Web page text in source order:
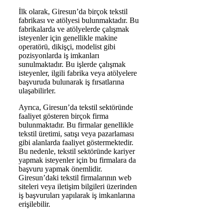
İlk olarak, Giresun’da birçok tekstil
fabrikası ve atölyesi bulunmaktadır. Bu
fabrikalarda ve atölyelerde çalışmak
isteyenler için genellikle makine
operatörü, dikişçi, modelist gibi
pozisyonlarda iş imkanları
sunulmaktadır. Bu işlerde çalışmak
isteyenler, ilgili fabrika veya atölyelere
başvuruda bulunarak iş fırsatlarına
ulaşabilirler.
Ayrıca, Giresun’da tekstil sektöründe
faaliyet gösteren birçok firma
bulunmaktadır. Bu firmalar genellikle
tekstil üretimi, satışı veya pazarlaması
gibi alanlarda faaliyet göstermektedir.
Bu nedenle, tekstil sektöründe kariyer
yapmak isteyenler için bu firmalara da
başvuru yapmak önemlidir.
Giresun’daki tekstil firmalarının web
siteleri veya iletişim bilgileri üzerinden
iş başvuruları yapılarak iş imkanlarına
erişilebilir.